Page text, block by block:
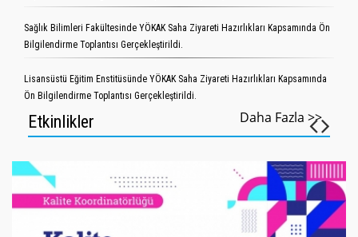
Sağlık Bilimleri Fakültesinde YÖKAK Saha Ziyareti Hazırlıkları Kapsamında Ön
Bilgilendirme Toplantısı Gerçekleştirildi.
Lisansüstü Eğitim Enstitüsünde YÖKAK Saha Ziyareti Hazırlıkları Kapsamında
Ön Bilgilendirme Toplantısı Gerçekleştirildi.
Daha Fazla >>
Etkinlikler